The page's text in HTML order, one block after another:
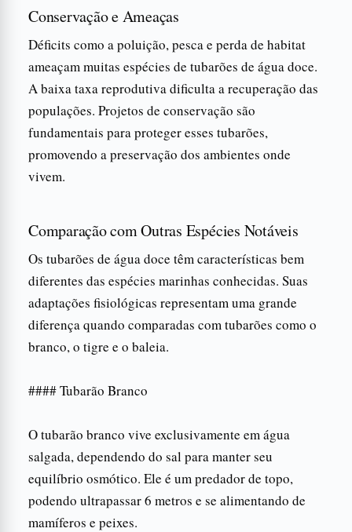
Conservação e Ameaças
Déficits como a poluição, pesca e perda de habitat
ameaçam muitas espécies de tubarões de água doce.
A baixa taxa reprodutiva dificulta a recuperação das
populações. Projetos de conservação são
fundamentais para proteger esses tubarões,
promovendo a preservação dos ambientes onde
vivem.
Comparação com Outras Espécies Notáveis
Os tubarões de água doce têm características bem
diferentes das espécies marinhas conhecidas. Suas
adaptações fisiológicas representam uma grande
diferença quando comparadas com tubarões como o
branco, o tigre e o baleia.
#### Tubarão Branco
O tubarão branco vive exclusivamente em água
salgada, dependendo do sal para manter seu
equilíbrio osmótico. Ele é um predador de topo,
podendo ultrapassar 6 metros e se alimentando de
mamíferos e peixes.